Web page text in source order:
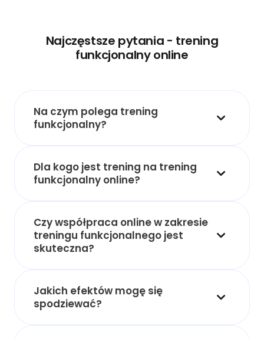
Najczęstsze pytania - trening
funkcjonalny online
Na czym polega trening
funkcjonalny?
Dla kogo jest trening na trening
funkcjonalny online?
Czy współpraca online w zakresie
treningu funkcjonalnego jest
skuteczna?
Jakich efektów mogę się
spodziewać?